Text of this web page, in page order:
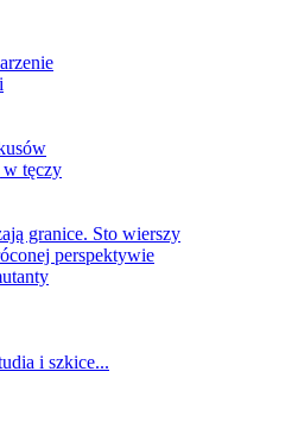
w tęczy
granice. Sto wierszy
perspektywie
i szkice...